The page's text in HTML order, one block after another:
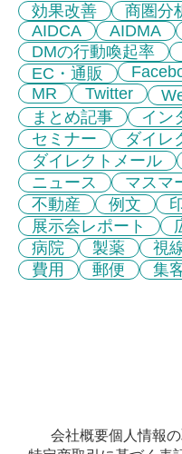
効果改善
商圏分
AIDCA
AIDMA
DMの行動喚起率
EC・通販
MR
Twitter
まとめ記事
イン
セミナー
ダイレ
ダイレクトメール
ニュース
マスマ
不動産
例文
展示会レポート
病院
製薬 視
費用
郵便 集
会社概要個人情報